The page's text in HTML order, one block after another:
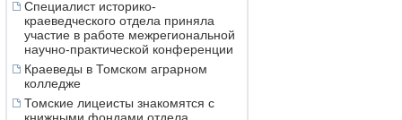
Специалист историко-
краеведческого отдела приняла
участие в работе межрегиональной
научно-практической конференции
Краеведы в Томском аграрном
колледже
Томские лицеисты знакомятся с